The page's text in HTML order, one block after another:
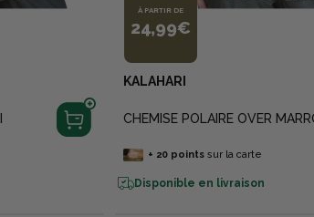
À PARTIR DE
24,99€
KALAHARI
CHEMISE POLAIRE OVER
+ 20pointssur la carte
Disponible en livraison